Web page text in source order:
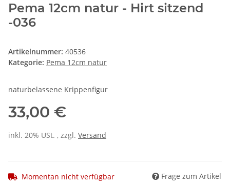
Pema 12cm natur - Hirt sitzend
-036
Artikelnummer: 40536
Kategorie: Pema 12cm natur
naturbelassene Krippenfigur
33,00 €
inkl. 20% USt. , zzgl. Versand
Momentan nicht verfügbar Frage zum Artikel